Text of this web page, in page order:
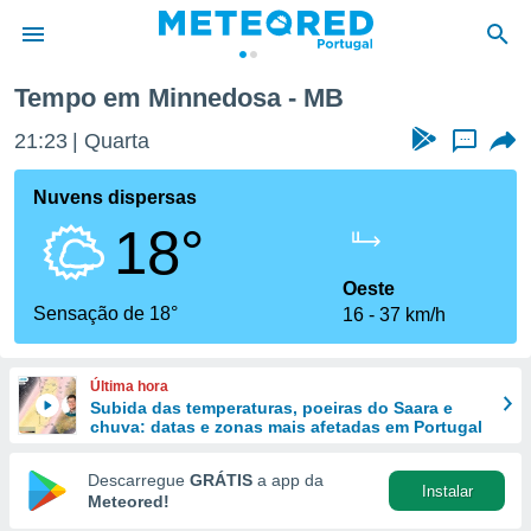
da
foi
fornecidas
a este
das
e
forma
digital
Tempo em Minnedosa - MB
21:23 Quarta ...
Nuvens dispersas
18°
Sensação de 18°
Oeste
16
37 km/h
Última hora
Subida das temperaturas, poeiras do Saara e
chuva: datas e zonas mais afetadas em Portugal
Descarregue GRÁTIS a app da
Meteored!
Instalar